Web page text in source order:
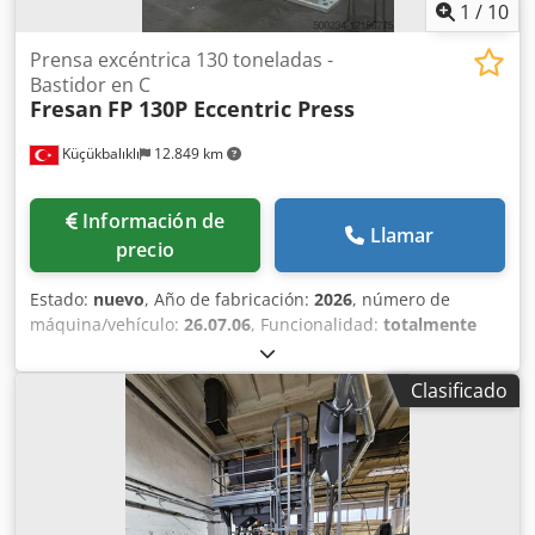
1 / 10
Küçükbalıklı 12.849 km
Prensa excéntrica 130 toneladas -
Bastidor en C
Fresan FP 130P Eccentric Press
Información de
precio
Llamar
Estado: nuevo, Año de fabricación: 2026, número de
máquina/vehículo: 26.07.06, Funcionalidad: totalmente
, Fresan FP 130P - Prensa excéntrica de bastidor
en C - 130 toneladas (1300kN) DATOS TÉCNICOS: *
Potencia: 130 toneladas (1300kN) * Velocidad: 55
golpes/min (ajustable) * Distancia entre los cilindros de la
mesa: 500 mm * Regulación de la carrera: 0 - 132 mm *
Regulación de los cilindros: 95 mm (motorizada) *
Dimensiones de la mesa: 700 x 1000 mm
ESPECIFICACIONES ESTÁNDAR: * Equipo conforme a la
Clasificado